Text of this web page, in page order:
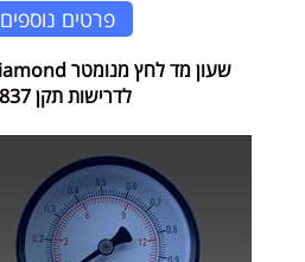
פרטים נוספים
לדרישות תקן EN-837